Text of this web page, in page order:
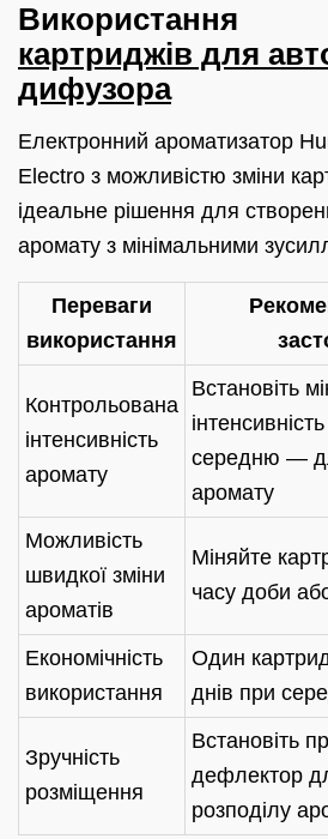
Використання
картриджів для
дифузора
Електронний ароматизатор
Electro з можливістю зміни
ідеальне рішення для
аромату з мінімальними
Переваги
використання
Контрольована
інтенсивність
аромату
Встановіть
середню —
аромату
Можливість
швидкої зміни
ароматів
Міняйте
часу доби
Економічність
використання
Один
днів при
Зручність
розміщення
Встановіть
дефлектор
розподілу